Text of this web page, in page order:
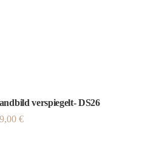
verspiegelt- DS26
€